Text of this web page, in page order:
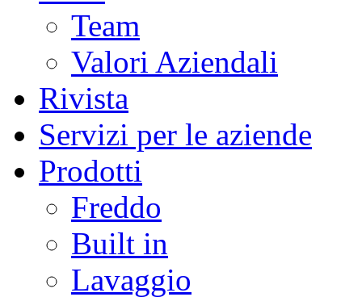
Team
Valori Aziendali
Rivista
Servizi per le aziende
Prodotti
Freddo
Built in
Lavaggio